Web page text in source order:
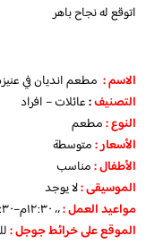
اتوقع له نجاح باهر
الاسم : مطعم انديان في
التصنيف:عائلات – افراد
النوع :مطعم
الأسعار:متوسطة
الأطفال:مناسب
الموسيقى :لا يوجد
مواعيد العمل :،، ١٢:٣٠م–١٢:٣٠ص
الموقع على خرائط جوجل: